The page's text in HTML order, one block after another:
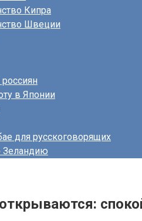
Кипра
Швеции
в Японии
для русскоговорящих